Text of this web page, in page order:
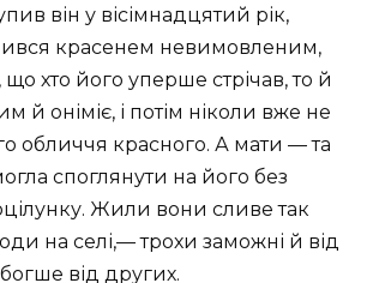
він у вісімнадцятий рік,
красенем невимовленим,
хто його уперше стрічав, то й
й оніміє, і потім ніколи вже не
обличчя красного. А мати — та
споглянути на його без
Жили вони сливе так
на селі,— трохи заможні й від
від других.